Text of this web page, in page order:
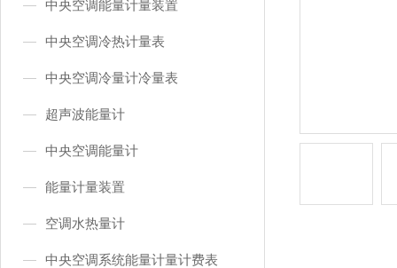
中央空调能量计量装置
中央空调冷热计量表
中央空调冷量计冷量表
超声波能量计
中央空调能量计
能量计量装置
空调水热量计
中央空调系统能量计量计费表